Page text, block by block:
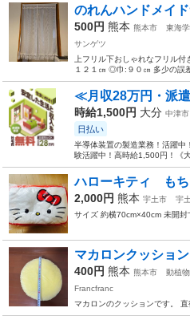
のれんハンドメイ
500円 熊本 熊本市 東海
サンゲツ
上フリル下おしゃれなフリル
１２１㎝ ◎巾:９０㎝ 多少の誤
≪月収28万円・派
時給1,500円 大分 中津市
日払い
半導体装置の製造業務！活躍
験活躍中！高時給1,500円！《
ハローキティ もち
2,000円 熊本 宇土市 宇
サイズ 約横70cm×40cm 未開封
マカロンクッシ
400円 熊本 熊本市 動植
Francfranc
マカロンのクッションです。 直